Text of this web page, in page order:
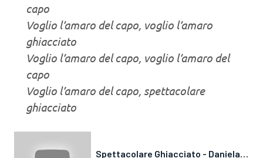
capo
Voglio l’amaro del capo, voglio l’amaro
ghiacciato
Voglio l’amaro del capo, voglio l’amaro del
capo
Voglio l’amaro del capo, spettacolare
ghiacciato